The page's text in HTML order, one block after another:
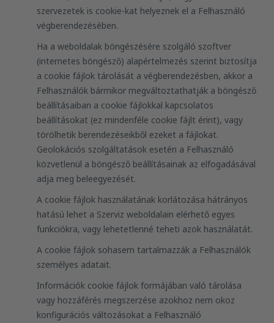
szervezetek is cookie-kat helyeznek el a Felhasználó
végberendezésében.
Ha a weboldalak böngészésére szolgáló szoftver
(internetes böngésző) alapértelmezés szerint biztosítja
a cookie fájlok tárolását a végberendezésben, akkor a
Felhasználók bármikor megváltoztathatják a böngésző
beállításaiban a cookie fájlokkal kapcsolatos
beállításokat (ez mindenféle cookie fájlt érint), vagy
törölhetik berendezéseikből ezeket a fájlokat.
Geolokációs szolgáltatások esetén a Felhasználó
közvetlenül a böngésző beállításainak az elfogadásával
adja meg beleegyezését.
A cookie fájlok használatának korlátozása hátrányos
hatású lehet a Szerviz weboldalain elérhető egyes
funkciókra, vagy lehetetlenné teheti azok használatát.
A cookie fájlok sohasem tartalmazzák a Felhasználók
személyes adatait.
Információk cookie fájlok formájában való tárolása
vagy hozzáférés megszerzése azokhoz nem okoz
konfigurációs változásokat a Felhasználó